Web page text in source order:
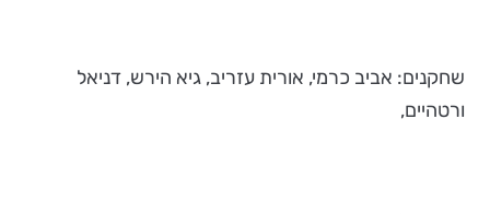
שחקנים: אביב כרמי, אורית עזריב, גיא הירש, דניאל
ורטהיים,